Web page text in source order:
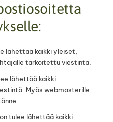
lähettää kaikki yleiset,
tarkoitettu viestintä.
lähettää kaikki
Myös webmasterille
tulee lähettää kaikki